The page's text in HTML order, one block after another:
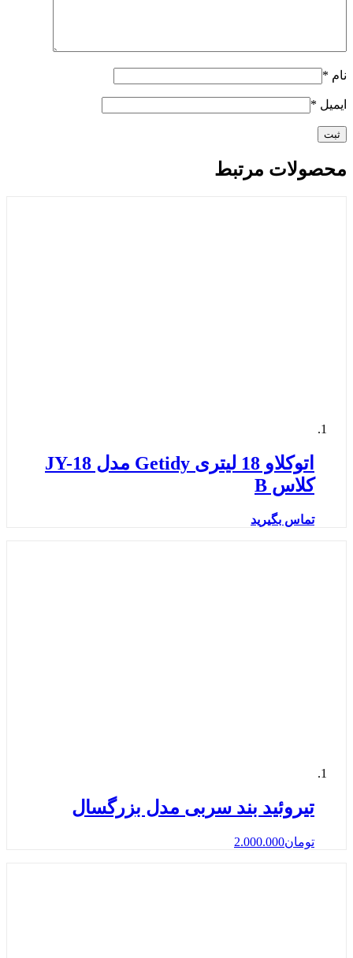
نام *
ایمیل *
محصولات مرتبط
اتوکلاو 18 لیتری Getidy مدل JY-18
کلاس B
تماس بگیرید
تیروئید بند سربی مدل بزرگسال
تومان2.000.000